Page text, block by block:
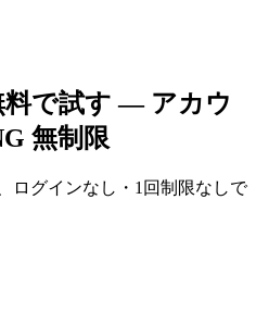
料で試す — アカウ
無制限
ログインなし・1回制限なしで